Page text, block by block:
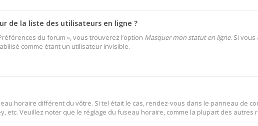
de la liste des utilisateurs en ligne ?
du forum », vous trouverez l’option Masquer mon statut en ligne. Si
comme étant un utilisateur invisible.
horaire différent du vôtre. Si tel était le cas, rendez-vous dans le panneau de
etc. Veuillez noter que le réglage du fuseau horaire, comme la plupart des autres